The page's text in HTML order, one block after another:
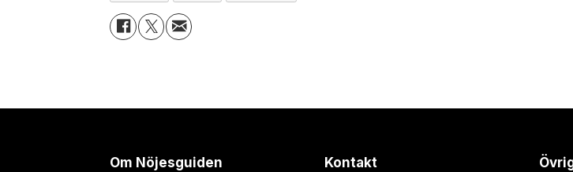
Om Nöjesguiden
Kontakt